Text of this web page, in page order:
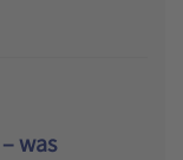
was